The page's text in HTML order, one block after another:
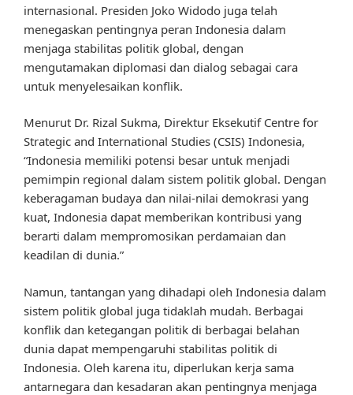
internasional. Presiden Joko Widodo juga telah
menegaskan pentingnya peran Indonesia dalam
menjaga stabilitas politik global, dengan
mengutamakan diplomasi dan dialog sebagai cara
untuk menyelesaikan konflik.
Menurut Dr. Rizal Sukma, Direktur Eksekutif Centre for
Strategic and International Studies (CSIS) Indonesia,
“Indonesia memiliki potensi besar untuk menjadi
pemimpin regional dalam sistem politik global. Dengan
keberagaman budaya dan nilai-nilai demokrasi yang
kuat, Indonesia dapat memberikan kontribusi yang
berarti dalam mempromosikan perdamaian dan
keadilan di dunia.”
Namun, tantangan yang dihadapi oleh Indonesia dalam
sistem politik global juga tidaklah mudah. Berbagai
konflik dan ketegangan politik di berbagai belahan
dunia dapat mempengaruhi stabilitas politik di
Indonesia. Oleh karena itu, diperlukan kerja sama
antarnegara dan kesadaran akan pentingnya menjaga